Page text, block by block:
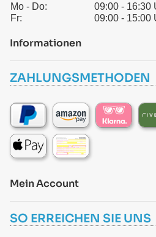
Mo - Do:
09:00 - 16:30
Fr:
09:00 - 15:00
Informationen
ZAHLUNGSMETHODEN
Mein Account
SO ERREICHEN SIE UNS